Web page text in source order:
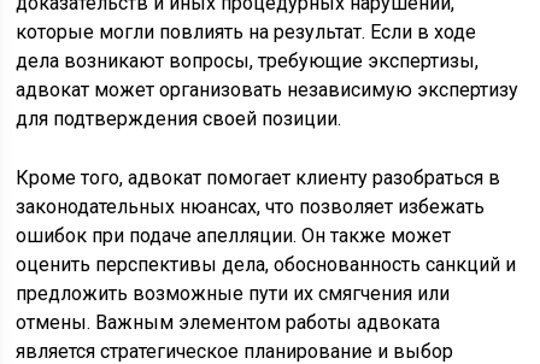
которые могли повлиять на результат. Если в ходе
дела возникают вопросы, требующие экспертизы,
адвокат может организовать независимую экспертизу
для подтверждения своей позиции.
Кроме того, адвокат помогает клиенту разобраться в
законодательных нюансах, что позволяет избежать
ошибок при подаче апелляции. Он также может
оценить перспективы дела, обоснованность санкций и
предложить возможные пути их смягчения или
отмены. Важным элементом работы адвоката
является стратегическое планирование и выбор